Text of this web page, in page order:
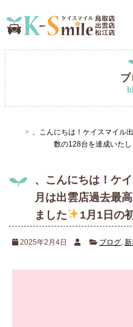
ブ
、こんにちは！ケイスマイル
数の128台を達成いたし
、こんにちは！ケ
月は出雲店過去最
ました
1月1日の
2025年2月4日 ブログ 新